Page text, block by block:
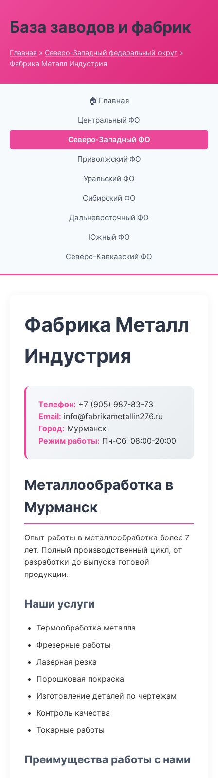
База заводов и фабрик
Главная » Северо-Западный федеральный округ »
Фабрика Металл Индустрия
🏠 Главная
Центральный ФО
Северо-Западный ФО
Приволжский ФО
Уральский ФО
Сибирский ФО
Дальневосточный ФО
Южный ФО
Северо-Кавказский ФО
Фабрика Металл
Индустрия
Телефон: +7 (905) 987-83-73
Email: info@fabrikametallin276.ru
Город: Мурманск
Режим работы: Пн-Сб: 08:00-20:00
Металлообработка в
Мурманск
Опыт работы в металлообработка более 7
лет. Полный производственный цикл, от
разработки до выпуска готовой
продукции.
Наши услуги
Термообработка металла
Фрезерные работы
Лазерная резка
Порошковая покраска
Изготовление деталей по чертежам
Контроль качества
Токарные работы
Преимущества работы с нами